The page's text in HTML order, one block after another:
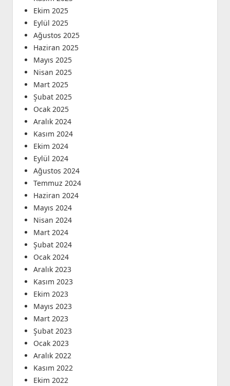
Ekim 2025
Eylül 2025
Ağustos 2025
Haziran 2025
Mayıs 2025
Nisan 2025
Mart 2025
Şubat 2025
Ocak 2025
Aralık 2024
Kasım 2024
Ekim 2024
Eylül 2024
Ağustos 2024
Temmuz 2024
Haziran 2024
Mayıs 2024
Nisan 2024
Mart 2024
Şubat 2024
Ocak 2024
Aralık 2023
Kasım 2023
Ekim 2023
Mayıs 2023
Mart 2023
Şubat 2023
Ocak 2023
Aralık 2022
Kasım 2022
Ekim 2022